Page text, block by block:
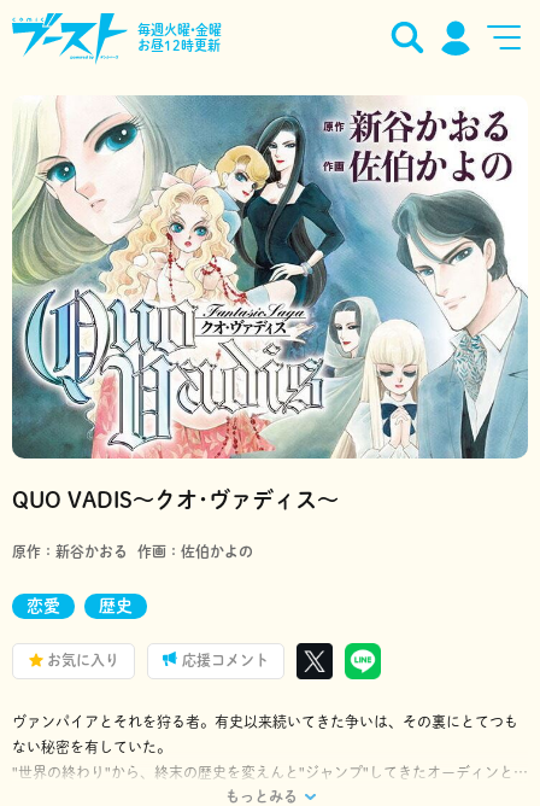
毎週火曜•金曜
お昼12時更新
QUO VADIS～クオ･ヴァディス～
原作： 新谷かおる 作画： 佐伯かよの
恋愛 歴史
お気に入り 応援コメント
ヴァンパイアとそれを狩る者。有史以来続いてきた争いは、その裏にとてつも
ない秘密を有していた。
"世界の終わり"から、終末の歴史を変えんと"ジャンプ"してきたオーディンと教
もっとみる